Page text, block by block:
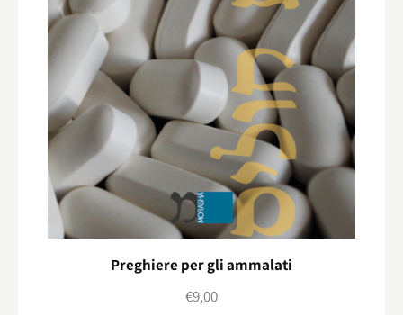
Preghiere per gli ammalati
€9,00